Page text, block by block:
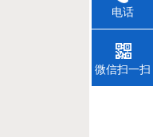
电话
微信扫一扫